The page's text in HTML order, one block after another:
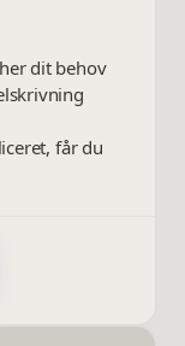
dit behov
får du